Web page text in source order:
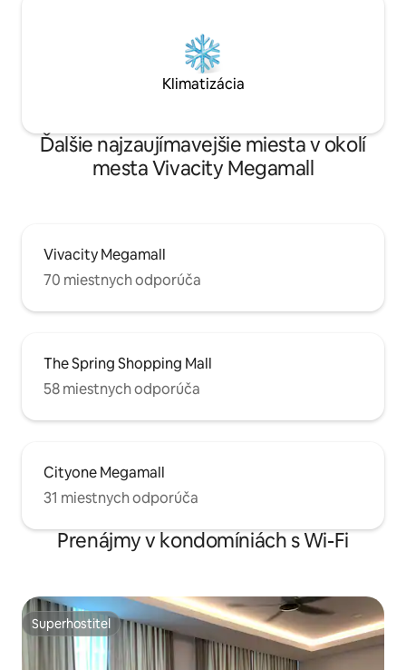
Klimatizácia
Ďalšie najzaujímavejšie miesta v okolí
mesta Vivacity Megamall
Vivacity Megamall
70 miestnych odporúča
The Spring Shopping Mall
58 miestnych odporúča
Cityone Megamall
31 miestnych odporúča
Prenájmy v kondomíniách s Wi-Fi
Superhostiteľ
Superhostiteľ